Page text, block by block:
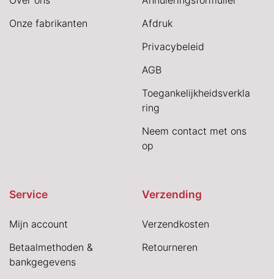
Onze fabrikanten
Afdruk
Privacybeleid
AGB
Toegankelijkheidsverkla
ring
Neem contact met ons
op
Service
Mijn account
Betaalmethoden &
bankgegevens
Verzending
Verzendkosten
Retourneren